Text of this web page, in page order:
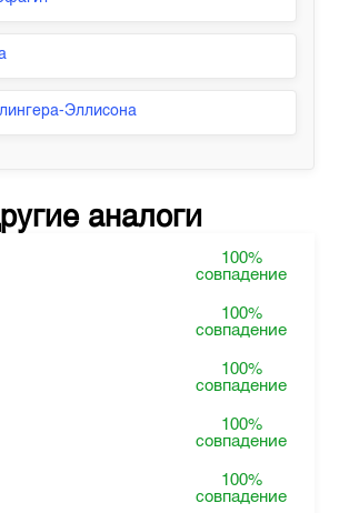
Эллисона
аналоги
100%
совпадение
100%
совпадение
100%
совпадение
100%
совпадение
100%
совпадение